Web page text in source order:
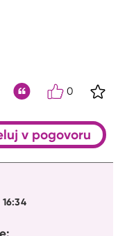
0
v pogovoru